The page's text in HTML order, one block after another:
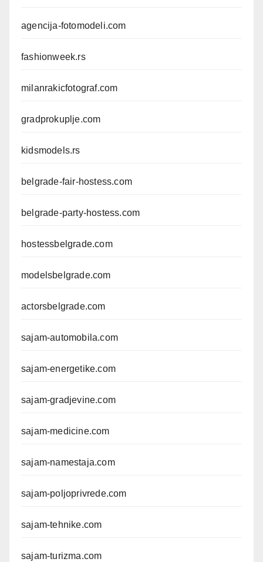
agencija-fotomodeli.com
fashionweek.rs
milanrakicfotograf.com
gradprokuplje.com
kidsmodels.rs
belgrade-fair-hostess.com
belgrade-party-hostess.com
hostessbelgrade.com
modelsbelgrade.com
actorsbelgrade.com
sajam-automobila.com
sajam-energetike.com
sajam-gradjevine.com
sajam-medicine.com
sajam-namestaja.com
sajam-poljoprivrede.com
sajam-tehnike.com
sajam-turizma.com